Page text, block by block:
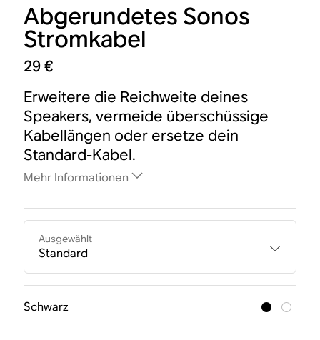
Abgerundetes Sonos
Stromkabel
29 €
Erweitere die Reichweite deines
Speakers, vermeide überschüssige
Kabellängen oder ersetze dein
Standard-Kabel.
Mehr Informationen
Ausgewählt
Standard
Schwarz